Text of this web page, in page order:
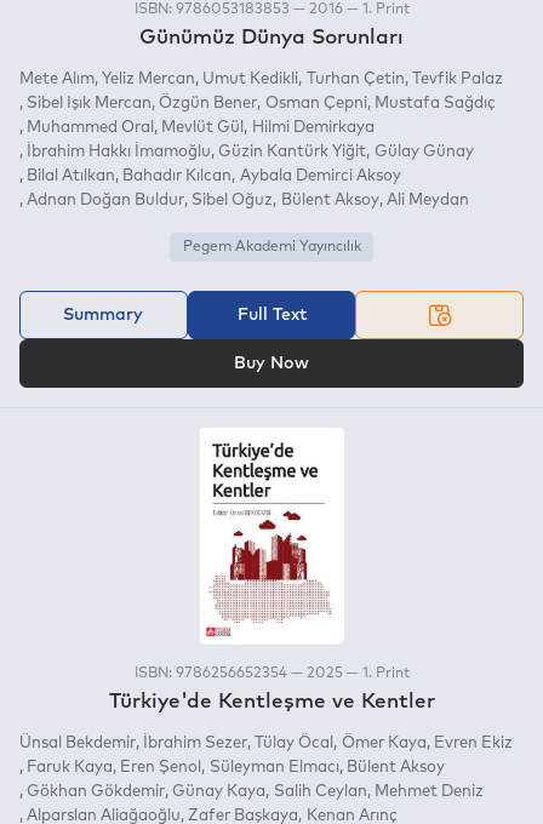
ISBN: 9786053183853 — 2016 — 1. Print
Günümüz Dünya Sorunları
Mete Alım Yeliz Mercan Umut Kedikli Turhan Çetin
Tevfik Palaz
Sibel Işık Mercan
Özgün Bener Osman Çepni
Mustafa Sağdıç
Muhammed Oral
Mevlüt Gül
Hilmi Demirkaya
İbrahim Hakkı İmamoğlu
Güzin Kantürk Yiğit
Gülay Günay
Bilal Atılkan
Bahadır Kılcan
Aybala Demirci Aksoy
Adnan Doğan Buldur Sibel Oğuz Bülent Aksoy Ali Meydan
Pegem Akademi Yayıncılık
Summary Full Text
Buy Now
ISBN: 9786256652354 — 2025 — 1. Print
Türkiye'de Kentleşme ve Kentler
Ünsal Bekdemir İbrahim Sezer Tülay Öcal Ömer Kaya
Evren Ekiz
Faruk Kaya
Eren Şenol Süleyman Elmacı
Bülent Aksoy
Gökhan Gökdemir Günay Kaya Salih Ceylan
Mehmet Deniz
Alparslan Aliağaoğlu Zafer Başkaya Kenan Arınç